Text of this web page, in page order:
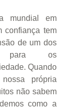
mundial em
confiança tem
de um dos
para os
Quando
própria
não sabem
como a